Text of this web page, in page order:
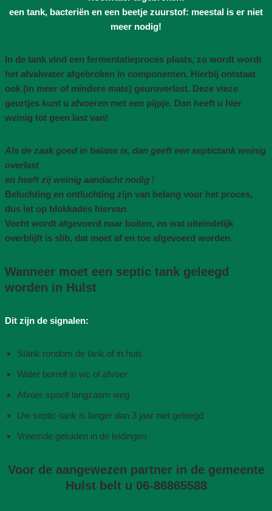
een tank, bacteriën en een beetje zuurstof: meestal is er niet
meer nodig!
In de tank vind een fermentatieproces plaats, zo wordt wordt
het afvalwater afgebroken in componenten. Hierbij ontstaat
ook (in meer of mindere mate) geuroverlast. Deze vieze
geurtjes kunt u afvoeren met een pijpje. Dan heeft u hier
weinig tot geen last van!
Als de zaak goed in balans is, dan geeft een septictank weinig
overlast
en heeft zij weinig aandacht nodig !
Beluchting en ontluchting zijn van belang voor het proces,
dus let op blokkades hiervan.
Vocht wordt afgevoerd naar buiten, en wat uiteindelijk
overblijft is slib, dat moet af en toe afgevoerd worden.
Wanneer moet een septic tank geleegd
worden in Hulst
Dit zijn de signalen:
Stank rondom de tank of in huis
Water borrelt in wc of afvoer
Afvoer spoelt langzaam weg
Uw septic-tank is langer dan 3 jaar niet geleegd
Vreemde geluiden in de leidingen
Voor de aangewezen partner in de gemeente
Hulst belt u 06-86865588